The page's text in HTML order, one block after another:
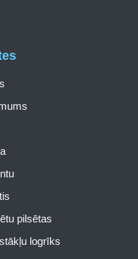
pilsētas
logrīks